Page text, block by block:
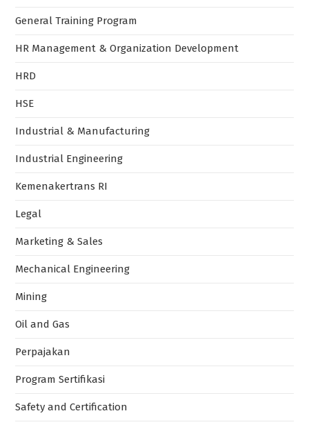
General Training Program
HR Management & Organization Development
HRD
HSE
Industrial & Manufacturing
Industrial Engineering
Kemenakertrans RI
Legal
Marketing & Sales
Mechanical Engineering
Mining
Oil and Gas
Perpajakan
Program Sertifikasi
Safety and Certification